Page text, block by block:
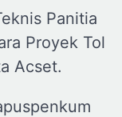
Panitia
Proyek Tol
Acset.